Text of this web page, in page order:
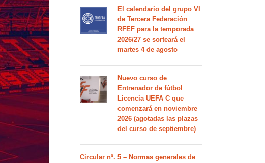
El calendario del grupo VI
de Tercera Federación
RFEF para la temporada
2026/27 se sorteará el
martes 4 de agosto
Nuevo curso de
Entrenador de fútbol
Licencia UEFA C que
comenzará en noviembre
2026 (agotadas las plazas
del curso de septiembre)
Circular nº. 5 – Normas generales de